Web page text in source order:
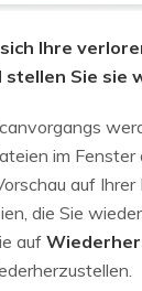
Ihre
stellen Sie sie
im Fenster
auf Ihrer
die Sie
auf